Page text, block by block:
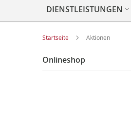
DIENSTLEISTUNGEN
Startseite Aktionen
Onlineshop